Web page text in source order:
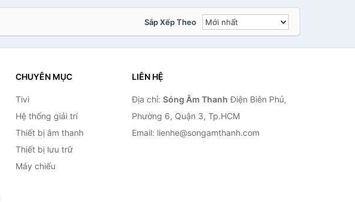
Sắp Xếp Theo
CHUYÊN MỤC
Tivi
Hệ thống giải trí
Thiết bị âm thanh
Thiết bị lưu trữ
Máy chiếu
LIÊN HỆ
Địa chỉ: Sóng Âm Thanh Điện Biên Phủ,
Phường 6, Quận 3, Tp.HCM
Email: lienhe@songamthanh.com